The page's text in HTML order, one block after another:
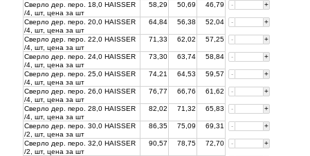
Сверло дер. перо. 18,0 HAISSER
/4, шт, цена за шт
58,29 50,69 46,79 - +
Сверло дер. перо. 20,0 HAISSER
/4, шт, цена за шт
64,84 56,38 52,04 - +
Сверло дер. перо. 22,0 HAISSER
/4, шт, цена за шт
71,33 62,02 57,25 - +
Сверло дер. перо. 24,0 HAISSER
/4, шт, цена за шт
73,30 63,74 58,84 - +
Сверло дер. перо. 25,0 HAISSER
/4, шт, цена за шт
74,21 64,53 59,57 - +
Сверло дер. перо. 26,0 HAISSER
/4, шт, цена за шт
76,77 66,76 61,62 - +
Сверло дер. перо. 28,0 HAISSER
/4, шт, цена за шт
82,02 71,32 65,83 - +
Сверло дер. перо. 30,0 HAISSER
/2, шт, цена за шт
86,35 75,09 69,31 - +
Сверло дер. перо. 32,0 HAISSER
/2, шт, цена за шт
90,57 78,75 72,70 - +